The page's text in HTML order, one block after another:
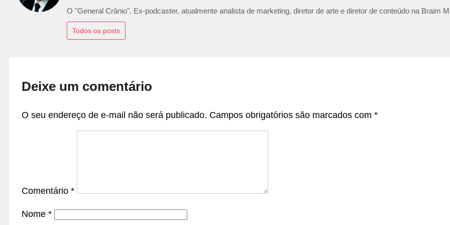
O "General Crânio". Ex-podcaster, atualmente analista de marketing, diretor de arte e diretor de conteúdo na Braim
Todos os posts
Deixe um comentário
O seu endereço de e-mail não será publicado. Campos obrigatórios são marcados com *
Comentário *
Nome *